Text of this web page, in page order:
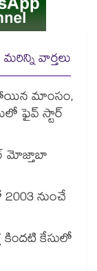
మరిన్ని వార్తలు
మాంసం,
ఫైవ్ స్టార్
మోజ్తాబా
నుంచే
కిందటి కేసులో